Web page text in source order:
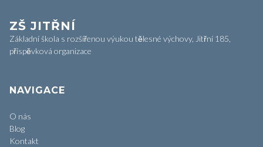
ZŠ JITŘNÍ
Základní škola s rozšířenou výukou tělesné výchovy, Jitřní 185,
příspěvková organizace
NAVIGACE
O nás
Blog
Kontakt